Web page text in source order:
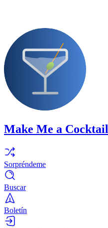
Make Me a Cocktail
Sorpréndeme
Buscar
Boletín